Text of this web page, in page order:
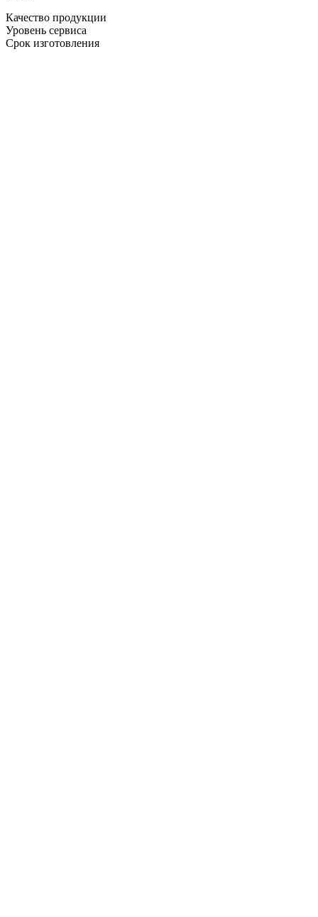
Качество продукции
Уровень сервиса
Срок изготовления